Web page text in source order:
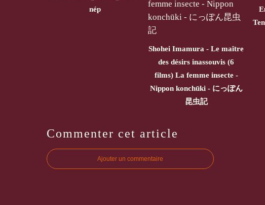
nép
Shohei Imamura - Le maître
des désirs inassouvis (6
films) La femme insecte -
Nippon konchūki - にっぽん
昆虫記
Commenter cet article
Ajouter un commentaire